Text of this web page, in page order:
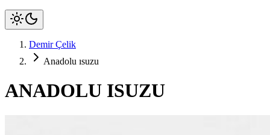
Demir Çelik
Anadolu ısuzu
ANADOLU ISUZU